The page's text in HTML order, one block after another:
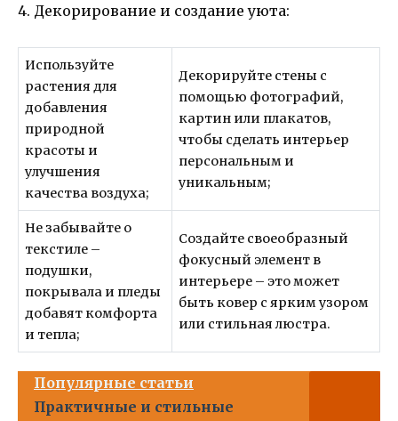
4. Декорирование и создание уюта:
Используйте
растения для
добавления
природной
красоты и
улучшения
качества воздуха;
Декорируйте стены с
помощью фотографий,
картин или плакатов,
чтобы сделать интерьер
персональным и
уникальным;
Не забывайте о
текстиле –
подушки,
покрывала и пледы
добавят комфорта
и тепла;
Создайте своеобразный
фокусный элемент в
интерьере – это может
быть ковер с ярким узором
или стильная люстра.
Популярные статьи
Практичные и стильные